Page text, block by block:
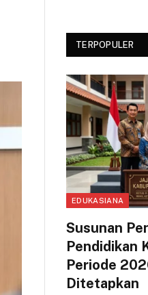
TERPOPULER
EDUKASIANA
Susunan
Pendidikan
Periode
Ditetapkan